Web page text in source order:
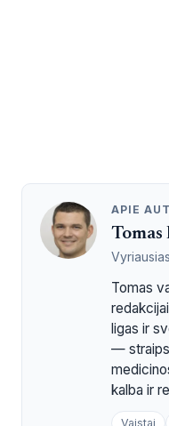
APIE
Tomas
Tomas
ligas ir
—
kalba ir
Vaistai